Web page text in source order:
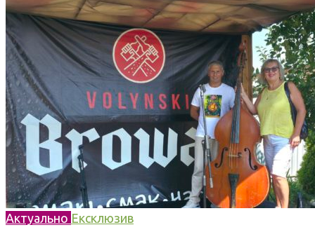
Актуально Ексклюзив